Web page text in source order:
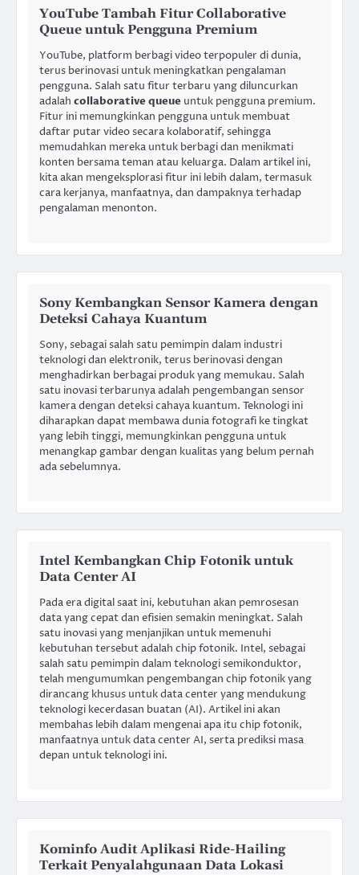
YouTube Tambah Fitur Collaborative
Queue untuk Pengguna Premium
YouTube, platform berbagi video terpopuler di dunia,
terus berinovasi untuk meningkatkan pengalaman
pengguna. Salah satu fitur terbaru yang diluncurkan
adalah collaborative queue untuk pengguna premium.
Fitur ini memungkinkan pengguna untuk membuat
daftar putar video secara kolaboratif, sehingga
memudahkan mereka untuk berbagi dan menikmati
konten bersama teman atau keluarga. Dalam artikel ini,
kita akan mengeksplorasi fitur ini lebih dalam, termasuk
cara kerjanya, manfaatnya, dan dampaknya terhadap
pengalaman menonton.
Sony Kembangkan Sensor Kamera dengan
Deteksi Cahaya Kuantum
Sony, sebagai salah satu pemimpin dalam industri
teknologi dan elektronik, terus berinovasi dengan
menghadirkan berbagai produk yang memukau. Salah
satu inovasi terbarunya adalah pengembangan sensor
kamera dengan deteksi cahaya kuantum. Teknologi ini
diharapkan dapat membawa dunia fotografi ke tingkat
yang lebih tinggi, memungkinkan pengguna untuk
menangkap gambar dengan kualitas yang belum pernah
ada sebelumnya.
Intel Kembangkan Chip Fotonik untuk
Data Center AI
Pada era digital saat ini, kebutuhan akan pemrosesan
data yang cepat dan efisien semakin meningkat. Salah
satu inovasi yang menjanjikan untuk memenuhi
kebutuhan tersebut adalah chip fotonik. Intel, sebagai
salah satu pemimpin dalam teknologi semikonduktor,
telah mengumumkan pengembangan chip fotonik yang
dirancang khusus untuk data center yang mendukung
teknologi kecerdasan buatan (AI). Artikel ini akan
membahas lebih dalam mengenai apa itu chip fotonik,
manfaatnya untuk data center AI, serta prediksi masa
depan untuk teknologi ini.
Kominfo Audit Aplikasi Ride-Hailing
Terkait Penyalahgunaan Data Lokasi